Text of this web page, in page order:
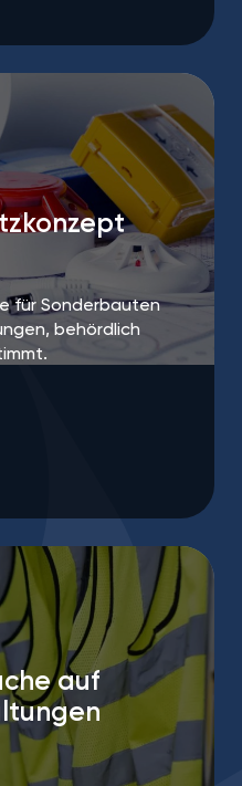
für Sonderbauten
behördlich
auf